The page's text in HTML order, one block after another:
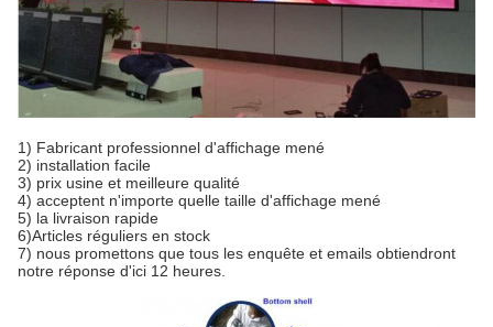
1) Fabricant professionnel d'affichage mené
2) installation facile
3) prix usine et meilleure qualité
4) acceptent n'importe quelle taille d'affichage mené
5) la livraison rapide
6)Articles réguliers en stock
7) nous promettons que tous les enquête et emails obtiendront
notre réponse d'ici 12 heures.